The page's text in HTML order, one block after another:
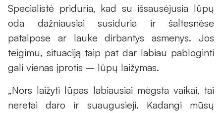
Specialistė priduria, kad su išsausėjusia lūpų
oda dažniausiai susiduria ir šaltesnėse
patalpose ar lauke dirbantys asmenys. Jos
teigimu, situaciją taip pat dar labiau pabloginti
gali vienas įprotis – lūpų laižymas.
„Nors laižyti lūpas labiausiai mėgsta vaikai, tai
neretai daro ir suaugusieji. Kadangi mūsų